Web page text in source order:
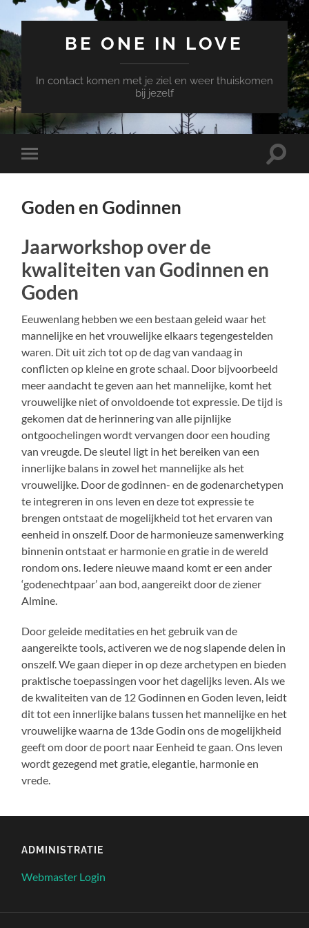
BE ONE IN LOVE
In contact komen met je ziel en weer thuiskomen
bij jezelf
Toggle
mobiel
Toggle
Goden en Godinnen
Jaarworkshop over de
kwaliteiten van Godinnen en
Goden
Eeuwenlang hebben we een bestaan geleid waar het
mannelijke en het vrouwelijke elkaars tegengestelden
waren. Dit uit zich tot op de dag van vandaag in
conflicten op kleine en grote schaal. Door bijvoorbeeld
meer aandacht te geven aan het mannelijke, komt het
vrouwelijke niet of onvoldoende tot expressie. De tijd is
gekomen dat de herinnering van alle pijnlijke
ontgoochelingen wordt vervangen door een houding
van vreugde. De sleutel ligt in het bereiken van een
innerlijke balans in zowel het mannelijke als het
vrouwelijke. Door de godinnen- en de godenarchetypen
te integreren in ons leven en deze tot expressie te
brengen ontstaat de mogelijkheid tot het ervaren van
eenheid in onszelf. Door de harmonieuze samenwerking
binnenin ontstaat er harmonie en gratie in de wereld
rondom ons. Iedere nieuwe maand komt er een ander
‘godenechtpaar’ aan bod, aangereikt door de ziener
Almine.
Door geleide meditaties en het gebruik van de
aangereikte tools, activeren we de nog slapende delen in
onszelf. We gaan dieper in op deze archetypen en bieden
praktische toepassingen voor het dagelijks leven. Als we
de kwaliteiten van de 12 Godinnen en Goden leven, leidt
dit tot een innerlijke balans tussen het mannelijke en het
vrouwelijke waarna de 13de Godin ons de mogelijkheid
geeft om door de poort naar Eenheid te gaan. Ons leven
wordt gezegend met gratie, elegantie, harmonie en
vrede.
ADMINISTRATIE
Webmaster Login